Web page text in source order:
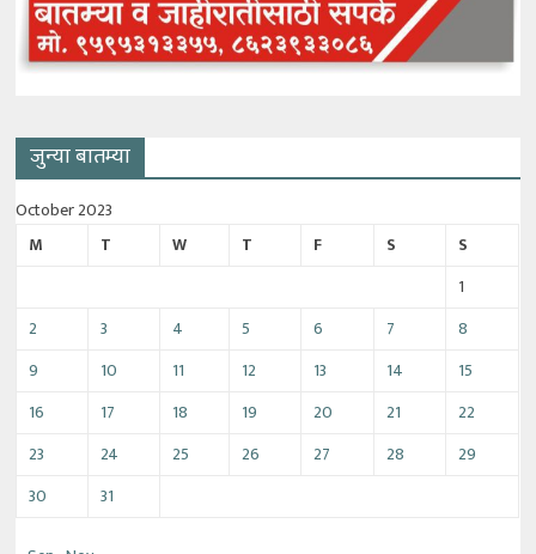
जुन्या बातम्या
October 2023
M
T W T F S
S
1
2
3 4 5 6 7
8
9
10 11 12 13 14
15
16
17 18 19 20 21
22
23
24 25 26 27 28
29
30
31